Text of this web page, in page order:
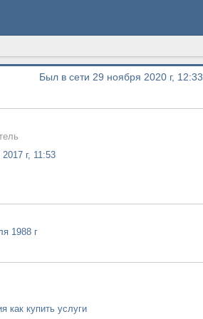
Был в сети 29 ноября 2020 г, 12:33
г, 11:53
1988 г
как купить услуги